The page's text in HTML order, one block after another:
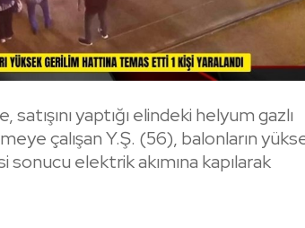
satışını yaptığı elindeki helyum gazlı
çalışan Y.Ş. (56), balonların
elektrik akımına kapılarak